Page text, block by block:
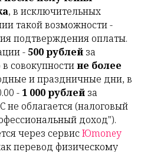
, в исключительных
такой возможности -
подтверждения оплаты.
- 500 рублей за
в совокупностине более
и праздничные дни, в
- 1 000 рублей за
облагается (налоговый
доход").
через сервисЮmoney
перевод физическому